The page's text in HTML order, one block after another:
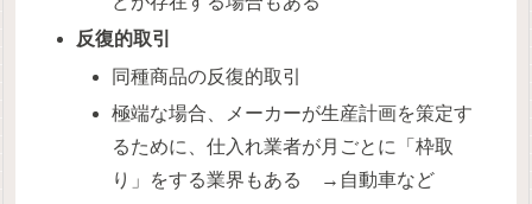
反復的取引
同種商品の反復的取引
極端な場合、メーカーが生産計画を策定す
るために、仕入れ業者が月ごとに「枠取
り」をする業界もある →自動車など